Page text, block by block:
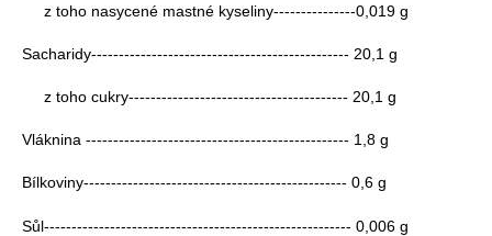
z toho nasycené mastné kyseliny---------------0,019 g
Sacharidy----------------------------------------------- 20,1 g
z toho cukry---------------------------------------- 20,1 g
Vláknina ------------------------------------------------ 1,8 g
Bílkoviny------------------------------------------------ 0,6 g
Sůl-------------------------------------------------------- 0,006 g